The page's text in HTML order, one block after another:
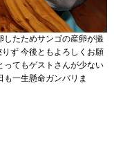
したためサンゴの産卵が撮
ず 今後ともよろしくお願
ってもゲストさんが少ない
一生懸命ガンバリま